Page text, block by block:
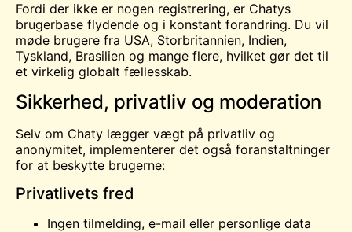
Fordi der ikke er nogen registrering, er Chatys
brugerbase flydende og i konstant forandring. Du vil
møde brugere fra USA, Storbritannien, Indien,
Tyskland, Brasilien og mange flere, hvilket gør det til
et virkelig globalt fællesskab.
Sikkerhed, privatliv og moderation
Selv om Chaty lægger vægt på privatliv og
anonymitet, implementerer det også foranstaltninger
for at beskytte brugerne:
Privatlivets fred
Ingen tilmelding, e-mail eller personlige data